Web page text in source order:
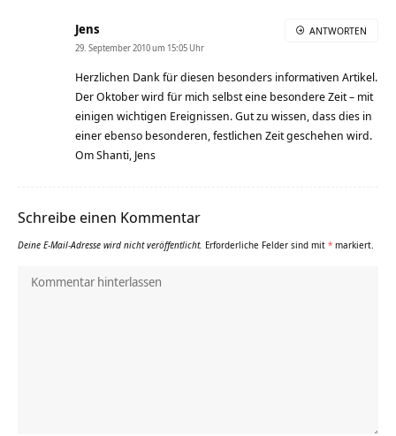
Jens
29. September 2010 um 15:05 Uhr
Herzlichen Dank für diesen besonders informativen Artikel.
Der Oktober wird für mich selbst eine besondere Zeit – mit
einigen wichtigen Ereignissen. Gut zu wissen, dass dies in
einer ebenso besonderen, festlichen Zeit geschehen wird.
Om Shanti, Jens
ANTWORTEN
Schreibe einen Kommentar
Deine E-Mail-Adresse wird nicht veröffentlicht. Erforderliche Felder sind mit * markiert.